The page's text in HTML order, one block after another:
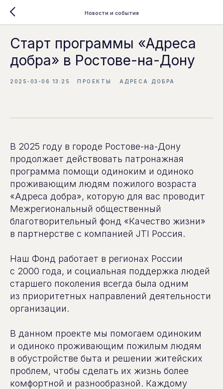
Новости и события
Старт программы «Адреса
добра» в Ростове-на-Дону
2025-03-06 13:25 ПРОЕКТЫ АДРЕСА ДОБРА
В 2025 году в городе Ростове-на-Дону
продолжает действовать патронажная
программа помощи одиноким и одиноко
проживающим людям пожилого возраста
«Адреса добра», которую для вас проводит
Межрегиональный общественный
благотворительный фонд «Качество жизни»
в партнерстве с компанией JTI Россия.
Наш Фонд работает в регионах России
с 2000 года, и социальная поддержка людей
старшего поколения всегда была одним
из приоритетных направлений деятельности
организации.
В данном проекте мы помогаем одиноким
и одиноко проживающим пожилым людям
в обустройстве быта и решении житейских
проблем, чтобы сделать их жизнь более
комфортной и разнообразной. Каждому